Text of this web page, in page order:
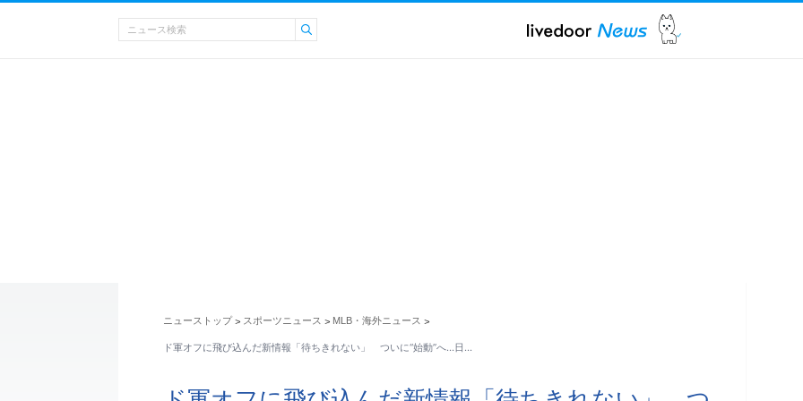
ニューストップ > スポーツニュース > MLB・海外ニュース >
ド軍オフに飛び込んだ新情報「待ちきれない」 ついに“始動”へ…日…